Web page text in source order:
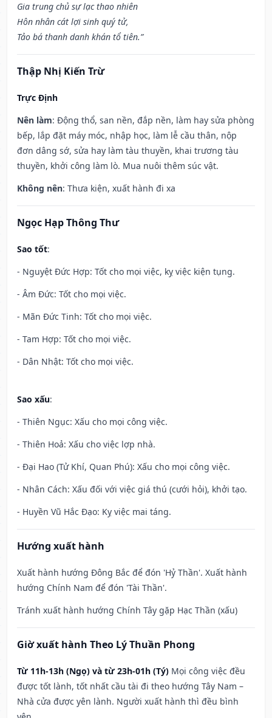
Gia trung chủ sự lạc thao nhiên
Hôn nhân cát lợi sinh quý tử,
Tảo bá thanh danh khán tổ tiên.”
Thập Nhị Kiến Trừ
Trực Định
Nên làm: Động thổ, san nền, đắp nền, làm hay sửa phòng
bếp, lắp đặt máy móc, nhập học, làm lễ cầu thân, nộp
đơn dâng sớ, sửa hay làm tàu thuyền, khai trương tàu
thuyền, khởi công làm lò. Mua nuôi thêm súc vật.
Không nên: Thưa kiện, xuất hành đi xa
Ngọc Hạp Thông Thư
Sao tốt:
- Nguyệt Đức Hợp: Tốt cho mọi việc, kỵ việc kiện tụng.
- Âm Đức: Tốt cho mọi việc.
- Mãn Đức Tinh: Tốt cho mọi việc.
- Tam Hợp: Tốt cho mọi việc.
- Dân Nhật: Tốt cho mọi việc.
Sao xấu:
- Thiên Ngục: Xấu cho mọi công việc.
- Thiên Hoả: Xấu cho việc lợp nhà.
- Đại Hao (Tử Khí, Quan Phú): Xấu cho mọi công việc.
- Nhân Cách: Xấu đối với việc giá thú (cưới hỏi), khởi tạo.
- Huyền Vũ Hắc Đạo: Kỵ việc mai táng.
Hướng xuất hành
Xuất hành hướng Đông Bắc để đón 'Hỷ Thần'. Xuất hành
hướng Chính Nam để đón 'Tài Thần'.
Tránh xuất hành hướng Chính Tây gặp Hạc Thần (xấu)
Giờ xuất hành Theo Lý Thuần Phong
Từ 11h-13h (Ngọ) và từ 23h-01h (Tý) Mọi công việc đều
được tốt lành, tốt nhất cầu tài đi theo hướng Tây Nam –
Nhà cửa được yên lành. Người xuất hành thì đều bình